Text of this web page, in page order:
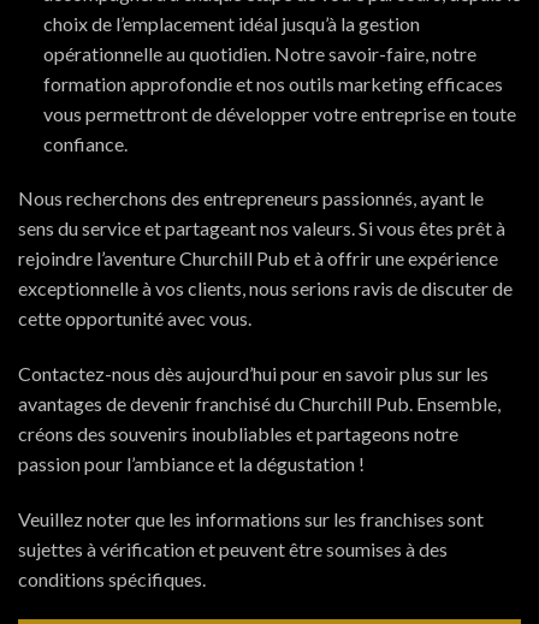
choix de l’emplacement idéal jusqu’à la gestion
opérationnelle au quotidien. Notre savoir-faire, notre
formation approfondie et nos outils marketing efficaces
vous permettront de développer votre entreprise en toute
confiance.
Nous recherchons des entrepreneurs passionnés, ayant le
sens du service et partageant nos valeurs. Si vous êtes prêt à
rejoindre l’aventure Churchill Pub et à offrir une expérience
exceptionnelle à vos clients, nous serions ravis de discuter de
cette opportunité avec vous.
Contactez-nous dès aujourd’hui pour en savoir plus sur les
avantages de devenir franchisé du Churchill Pub. Ensemble,
créons des souvenirs inoubliables et partageons notre
passion pour l’ambiance et la dégustation !
Veuillez noter que les informations sur les franchises sont
sujettes à vérification et peuvent être soumises à des
conditions spécifiques.